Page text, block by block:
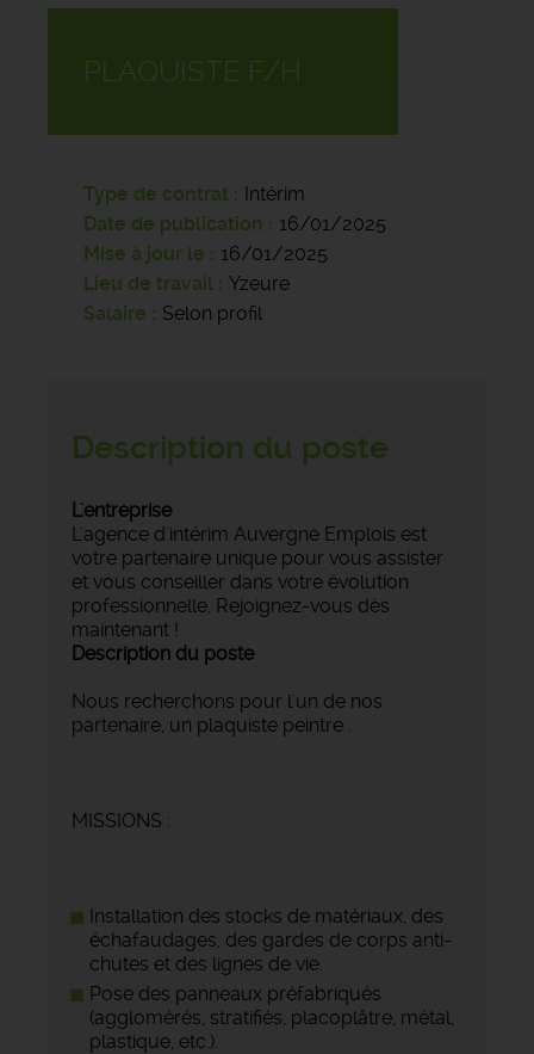
PLAQUISTE F/H
Type de contrat
Intérim
Date de publication
16/01/2025
Mise à jour le
16/01/2025
Lieu de travail
Yzeure
Salaire
Selon profil
Description du poste
L'entreprise
L'agence d'intérim Auvergne Emplois est
votre partenaire unique pour vous assister
et vous conseiller dans votre évolution
professionnelle. Rejoignez-vous dès
maintenant !
Description du poste
Nous recherchons pour l'un de nos
partenaire, un plaquiste peintre .
MISSIONS :
Installation des stocks de matériaux, des
échafaudages, des gardes de corps anti-
chutes et des lignes de vie.
Pose des panneaux préfabriqués
(agglomérés, stratifiés, placoplâtre, métal,
plastique, etc.).